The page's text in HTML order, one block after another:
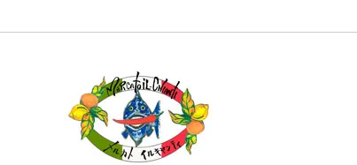
オリジナル商品
真夜中のスパゲティ
毎月届く！定期便 イルキャンティドレッ
シング 380g